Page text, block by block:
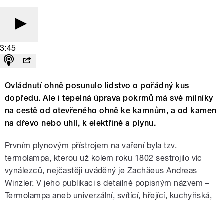
3:45
Ovládnutí ohně posunulo lidstvo o pořádný kus
dopředu. Ale i tepelná úprava pokrmů má své milníky
na cestě od otevřeného ohně ke kamnům, a od kamen
na dřevo nebo uhlí, k elektřině a plynu.
Prvním plynovým přístrojem na vaření byla tzv.
termolampa, kterou už kolem roku 1802 sestrojilo víc
vynálezců, nejčastěji uváděný je Zachäeus Andreas
Winzler. V jeho publikaci s detailně popisným názvem –
Termolampa aneb univerzální, svítící, hřející, kuchyňská,